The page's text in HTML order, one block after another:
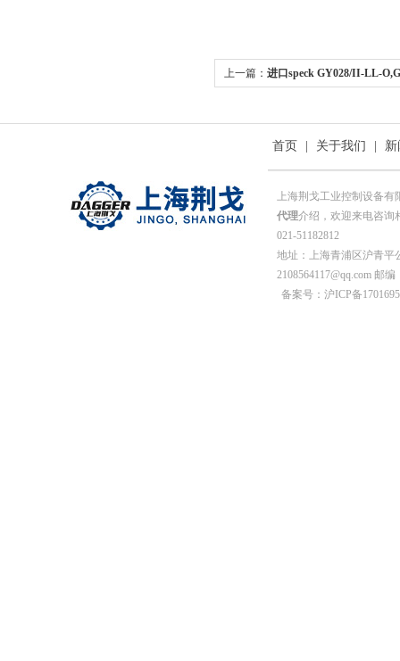
上一篇： 进口speck GY028/II-LL-
首页 关于我们
上海荆戈工业控制设备
代理介绍，欢迎来电咨询
021-51182812
地址：上海青浦区沪青平
2108564117@qq.com 邮编
备案号：沪ICP备